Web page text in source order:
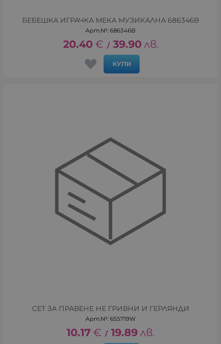
БЕБЕШКА ИГРАЧКА МЕКА МУЗИКАЛНА 686346B
Арт.№: 686346B
20.40 € / 39.90 лв.
КУПИ
СЕТ ЗА ПРАВЕНЕ НЕ ГРИВНИ И ГЕРЛЯНДИ
Арт.№: 655719W
10.17 € / 19.89 лв.